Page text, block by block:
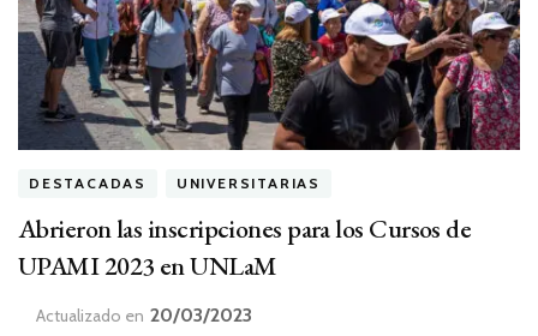
DESTACADAS UNIVERSITARIAS
Abrieron las inscripciones para los Cursos de
UPAMI 2023 en UNLaM
Actualizado en 20/03/2023